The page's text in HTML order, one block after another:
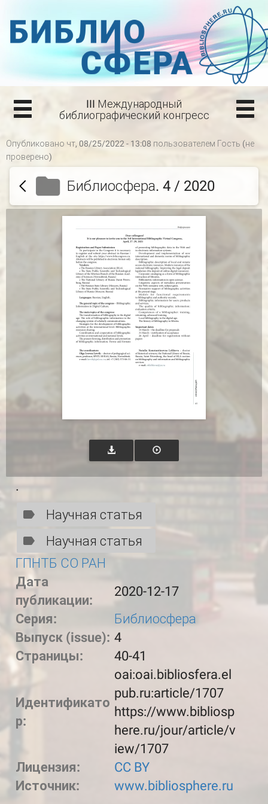
III Международный
библиографический конгресс
Опубликовано чт, 08/25/2022 - 13:08 пользователем Гость (не
проверено)
Библиосфера. 4 / 2020
.
Научная статья
Научная статья
ГПНТБ СО РАН
Дата
публикации:
2020-12-17
Серия:
Библиосфера
Выпуск (issue): 4
Страницы:
40-41
Идентификато
р:
oai:oai.bibliosfera.el
pub.ru:article/1707
https://www.bibliosp
here.ru/jour/article/v
iew/1707
Лицензия:
CC BY
Источник:
www.bibliosphere.ru